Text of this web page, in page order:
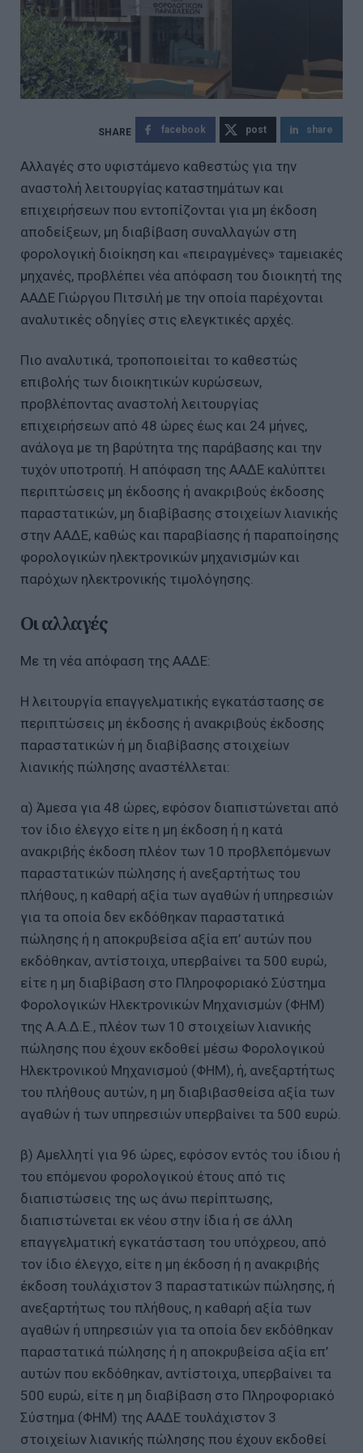
facebook post share
Αλλαγές στο υφιστάμενο καθεστώς για την
αναστολή λειτουργίας καταστημάτων και
επιχειρήσεων που εντοπίζονται για μη έκδοση
αποδείξεων, μη διαβίβαση συναλλαγών στη
φορολογική διοίκηση και «πειραγμένες» ταμειακές
μηχανές, προβλέπει νέα απόφαση του διοικητή της
ΑΑΔΕ Γιώργου Πιτσιλή με την οποία παρέχονται
αναλυτικές οδηγίες στις ελεγκτικές αρχές.
Πιο αναλυτικά, τροποποιείται το καθεστώς
επιβολής των διοικητικών κυρώσεων,
προβλέποντας αναστολή λειτουργίας
επιχειρήσεων από 48 ώρες έως και 24 μήνες,
ανάλογα με τη βαρύτητα της παράβασης και την
τυχόν υποτροπή. Η απόφαση της ΑΑΔΕ καλύπτει
περιπτώσεις μη έκδοσης ή ανακριβούς έκδοσης
παραστατικών, μη διαβίβασης στοιχείων λιανικής
στην ΑΑΔΕ, καθώς και παραβίασης ή παραποίησης
φορολογικών ηλεκτρονικών μηχανισμών και
παρόχων ηλεκτρονικής τιμολόγησης.
Οι αλλαγές
Με τη νέα απόφαση της ΑΑΔΕ:
Η λειτουργία επαγγελματικής εγκατάστασης σε
περιπτώσεις μη έκδοσης ή ανακριβούς έκδοσης
παραστατικών ή μη διαβίβασης στοιχείων
λιανικής πώλησης αναστέλλεται:
α) Άμεσα για 48 ώρες, εφόσον διαπιστώνεται από
τον ίδιο έλεγχο είτε η μη έκδοση ή η κατά
ανακριβής έκδοση πλέον των 10 προβλεπόμενων
παραστατικών πώλησης ή ανεξαρτήτως του
πλήθους, η καθαρή αξία των αγαθών ή υπηρεσιών
για τα οποία δεν εκδόθηκαν παραστατικά
πώλησης ή η αποκρυβείσα αξία επ’ αυτών που
εκδόθηκαν, αντίστοιχα, υπερβαίνει τα 500 ευρώ,
είτε η μη διαβίβαση στο Πληροφοριακό Σύστημα
Φορολογικών Ηλεκτρονικών Μηχανισμών (ΦΗΜ)
της Α.Α.Δ.Ε., πλέον των 10 στοιχείων λιανικής
πώλησης που έχουν εκδοθεί μέσω Φορολογικού
Ηλεκτρονικού Μηχανισμού (ΦΗΜ), ή, ανεξαρτήτως
του πλήθους αυτών, η μη διαβιβασθείσα αξία των
αγαθών ή των υπηρεσιών υπερβαίνει τα 500 ευρώ.
β) Αμελλητί για 96 ώρες, εφόσον εντός του ίδιου ή
του επόμενου φορολογικού έτους από τις
διαπιστώσεις της ως άνω περίπτωσης,
διαπιστώνεται εκ νέου στην ίδια ή σε άλλη
επαγγελματική εγκατάσταση του υπόχρεου, από
τον ίδιο έλεγχο, είτε η μη έκδοση ή η ανακριβής
έκδοση τουλάχιστον 3 παραστατικών πώλησης, ή
ανεξαρτήτως του πλήθους, η καθαρή αξία των
αγαθών ή υπηρεσιών για τα οποία δεν εκδόθηκαν
παραστατικά πώλησης ή η αποκρυβείσα αξία επ’
αυτών που εκδόθηκαν, αντίστοιχα, υπερβαίνει τα
500 ευρώ, είτε η μη διαβίβαση στο Πληροφοριακό
Σύστημα (ΦΗΜ) της ΑΑΔΕ τουλάχιστον 3
στοιχείων λιανικής πώλησης που έχουν εκδοθεί